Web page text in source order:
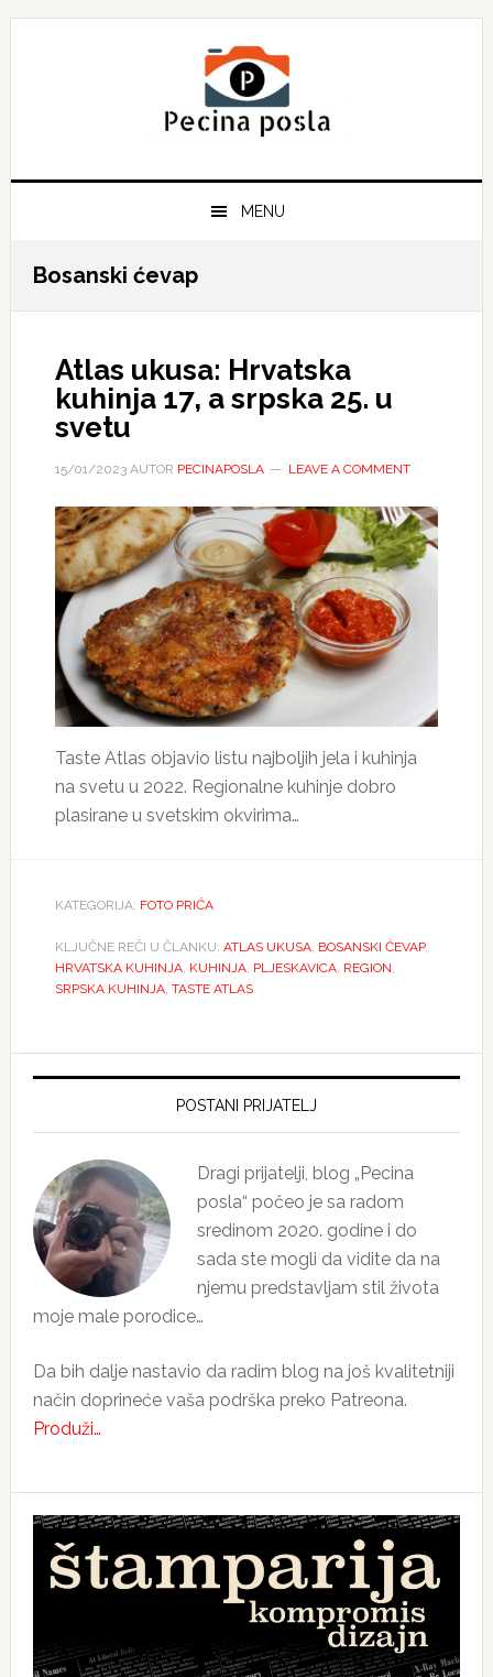
Skip
Skip
Skip
MENU
Bosanski ćevap
Atlas ukusa: Hrvatska
kuhinja 17, a srpska 25. u
svetu
15/01/2023AUTOR PECINAPOSLA LEAVE A COMMENT
Taste Atlas objavio listu najboljih jela i kuhinja
na svetu u 2022. Regionalne kuhinje dobro
plasirane u svetskim okvirima…
KATEGORIJA: FOTO PRIĆA
KLJUČNE REČI U ČLANKU: ATLAS UKUSA, BOSANSKI ĆEVAP,
HRVATSKA KUHINJA, KUHINJA, PLJESKAVICA, REGION,
SRPSKA KUHINJA, TASTE ATLAS
Primary
POSTANI PRIJATELJ
Dragi prijatelji, blog „Pecina
posla“ počeo je sa radom
sredinom 2020. godine i do
sada ste mogli da vidite da na
njemu predstavljam stil života
moje male porodice…
Da bih dalje nastavio da radim blog na još kvalitetniji
način doprineće vaša podrška preko Patreona.
Produži…